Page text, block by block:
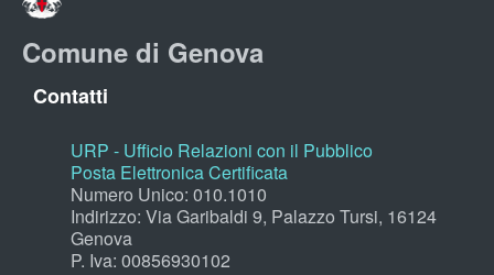
Comune di Genova
Contatti
URP - Ufficio Relazioni con il Pubblico
Posta Elettronica Certificata
Numero Unico: 010.1010
Indirizzo: Via Garibaldi 9, Palazzo Tursi, 16124
Genova
P. Iva: 00856930102